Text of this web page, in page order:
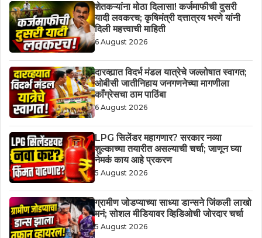
शेतकऱ्यांना मोठा दिलासा! कर्जमाफीची दुसरी
यादी लवकरच; कृषिमंत्री दत्तात्रय भरणे यांनी
दिली महत्त्वाची माहिती
6 August 2026
दारव्ह्यात विदर्भ मंडल यात्रेचे जल्लोषात स्वागत;
ओबीसी जातीनिहाय जनगणनेच्या मागणीला
काँग्रेसचा ठाम पाठिंबा
6 August 2026
LPG सिलेंडर महागणार? सरकार नव्या
शुल्काच्या तयारीत असल्याची चर्चा; जाणून घ्या
नेमकं काय आहे प्रकरण
5 August 2026
ग्रामीण जोडप्याच्या साध्या डान्सने जिंकली लाखो
मनं; सोशल मीडियावर व्हिडिओची जोरदार चर्चा
5 August 2026